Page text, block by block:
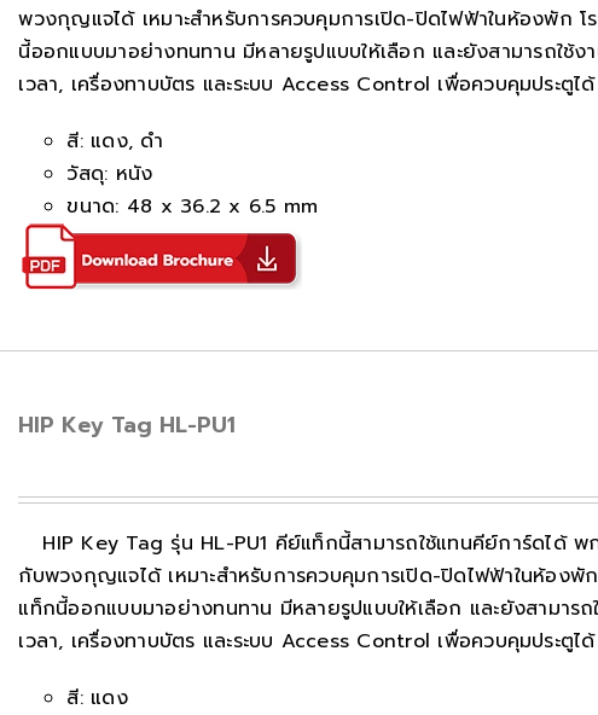
พวงกุญแจได้ เหมาะสำหรับการควบคุมการเปิด-ปิดไฟฟ้าในห้องพัก โ
นี้ออกแบบมาอย่างทนทาน มีหลายรูปแบบให้เลือก และยังสามารถใช้ง
เวลา, เครื่องทาบบัตร และระบบ Access Control เพื่อควบคุมประตูได้
สี: แดง, ดำ
วัสดุ: หนัง
ขนาด: 48 x 36.2 x 6.5 mm
HIP Key Tag HL-PU1
HIP Key Tag รุ่น HL-PU1 คีย์แท็กนี้สามารถใช้แทนคีย์การ์ดได้ พ
กับพวงกุญแจได้ เหมาะสำหรับการควบคุมการเปิด-ปิดไฟฟ้าในห้องพั
แท็กนี้ออกแบบมาอย่างทนทาน มีหลายรูปแบบให้เลือก และยังสามารถ
เวลา, เครื่องทาบบัตร และระบบ Access Control เพื่อควบคุมประตูได้
สี: แดง